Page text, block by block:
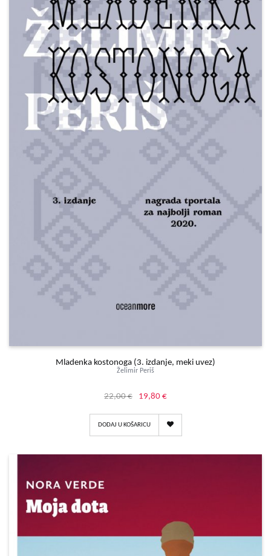
Mladenka kostonoga (3. izdanje, meki uvez)
Želimir Periš
22,00 € 19,80 €
DODAJ U KOŠARICU